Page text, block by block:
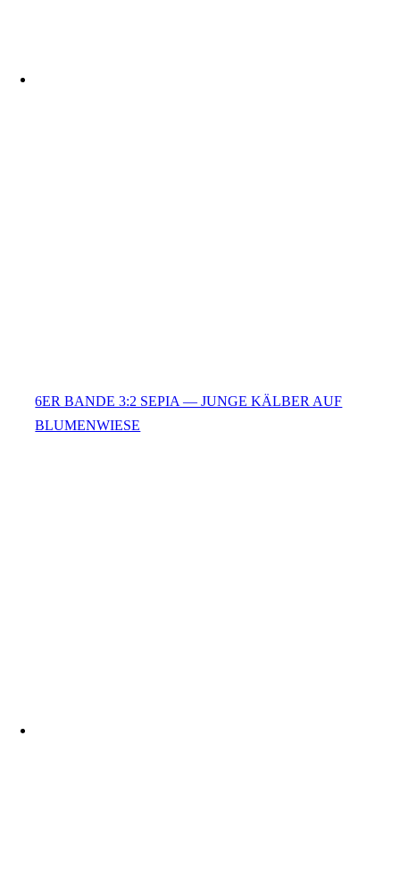
6ER BANDE 3:2 SEPIA — JUNGE KÄLBER AUF
BLUMENWIESE